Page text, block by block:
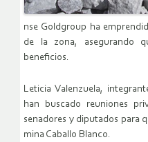
nse Goldgroup ha
de la zona, asegurando
beneficios.
Leticia Valenzuela,
han buscado reuniones
senadores y diputados para
mina Caballo Blanco.